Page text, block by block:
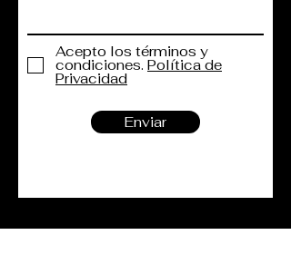
Acepto los términos y
condiciones. Política de
Privacidad
Enviar